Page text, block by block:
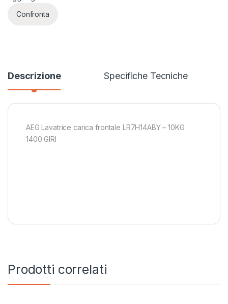
Confronta
Descrizione Specifiche Tecniche
AEG Lavatrice carica frontale LR7H14ABY – 10KG
1400 GIRI
Prodotti correlati